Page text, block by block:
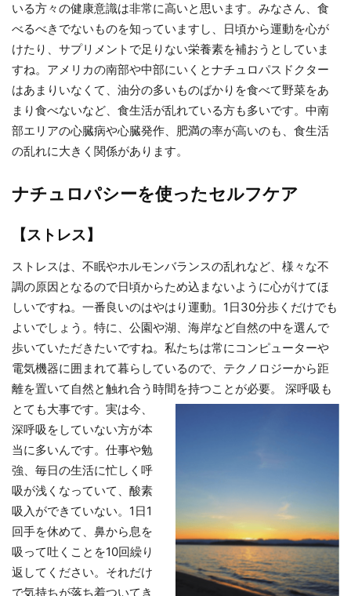
いる方々の健康意識は非常に高いと思います。みなさん、食
べるべきでないものを知っていますし、日頃から運動を心が
けたり、サプリメントで足りない栄養素を補おうとしていま
すね。アメリカの南部や中部にいくとナチュロパスドクター
はあまりいなくて、油分の多いものばかりを食べて野菜をあ
まり食べないなど、食生活が乱れている方も多いです。中南
部エリアの心臓病や心臓発作、肥満の率が高いのも、食生活
の乱れに大きく関係があります。
ナチュロパシーを使ったセルフケア
【ストレス】
ストレスは、不眠やホルモンバランスの乱れなど、様々な不
調の原因となるので日頃からため込まないように心がけてほ
しいですね。一番良いのはやはり運動。1日30分歩くだけでも
よいでしょう。特に、公園や湖、海岸など自然の中を選んで
歩いていただきたいですね。私たちは常にコンピューターや
電気機器に囲まれて暮らしているので、テクノロジーから距
離を置いて自然と触れ合う時間を持つことが必要。
深呼吸も
とても大事です。実は今、
深呼吸をしていない方が本
当に多いんです。仕事や勉
強、毎日の生活に忙しく呼
吸が浅くなっていて、酸素
吸入ができていない。1日1
回手を休めて、鼻から息を
吸って吐くことを10回繰り
返してください。それだけ
で気持ちが落ち着ついてき